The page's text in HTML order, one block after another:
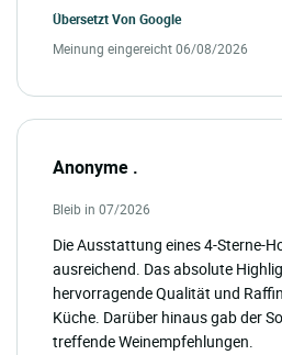
Übersetzt Von Google
Meinung eingereicht 06/08/2026
Anonyme .
Bleib in 07/2026
Die Ausstattung eines 4-Sterne-
ausreichend. Das absolute
hervorragende Qualität und
Küche. Darüber hinaus gab der
treffende Weinempfehlungen.